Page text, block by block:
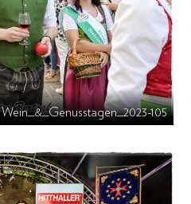
Wein_&_Genusstagen_2023-105